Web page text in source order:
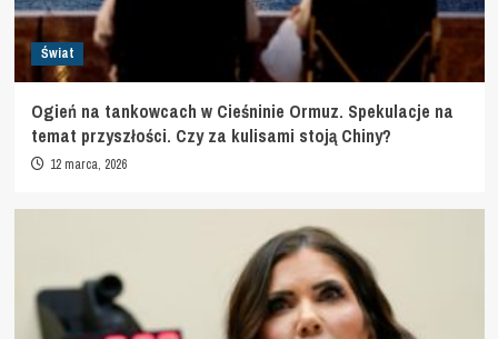
Świat
Ogień na tankowcach w Cieśninie Ormuz. Spekulacje na
temat przyszłości. Czy za kulisami stoją Chiny?
12 marca, 2026